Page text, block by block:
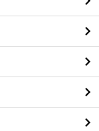
閉
る